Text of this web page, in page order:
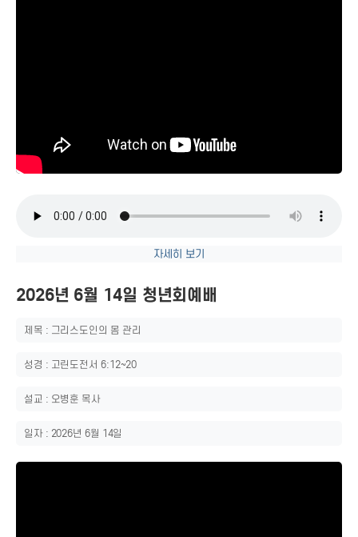
자세히 보기
2026년 6월 14일 청년회예배
제목 : 그리스도인의 몸 관리
성경 : 고린도전서 6:12~20
설교 : 오병훈 목사
일자 : 2026년 6월 14일